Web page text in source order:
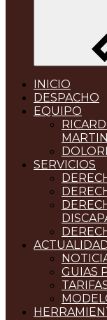
INICIO
DESPACHO
EQUIPO
SERVICIOS
GUIAS